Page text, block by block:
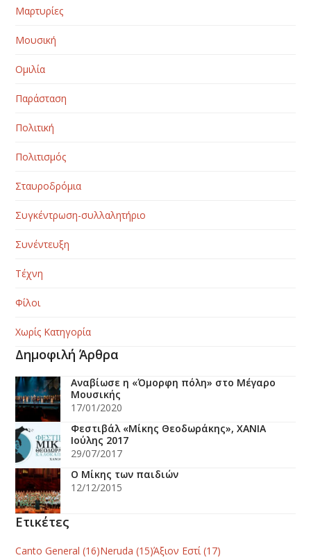
Μαρτυρίες
Μουσική
Ομιλία
Παράσταση
Πολιτική
Πολιτισμός
Σταυροδρόμια
Συγκέντρωση-συλλαλητήριο
Συνέντευξη
Τέχνη
Φίλοι
Χωρίς Κατηγορία
Δημοφιλή Άρθρα
Αναβίωσε η «Όμορφη πόλη» στο Μέγαρο
Μουσικής
17/01/2020
Φεστιβάλ «Μίκης Θεοδωράκης», ΧΑΝΙΑ
Ιούλης 2017
29/07/2017
Ο Μίκης των παιδιών
12/12/2015
Ετικέτες
Canto General (16)Neruda (15)Άξιον Εστί (17)